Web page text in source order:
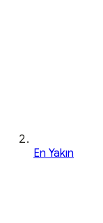
En Yakın